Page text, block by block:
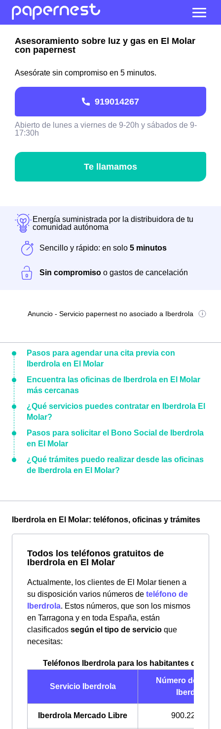
Asesoramiento sobre luz y gas en El Molar
con papernest
Asesórate sin compromiso en 5 minutos.
919014267
Abierto de lunes a viernes de 9-20h y sábados de 9-
17:30h
Te llamamos
Energía suministrada por la distribuidora de tu
comunidad autónoma
Sencillo y rápido: en solo 5 minutos
Sin compromiso o gastos de cancelación
Anuncio - Servicio papernest no asociado a Iberdrola
Pasos para agendar una cita previa con
Iberdrola en El Molar
Encuentra las oficinas de Iberdrola en El Molar
más cercanas
¿Qué servicios puedes contratar en Iberdrola El
Molar?
Pasos para solicitar el Bono Social de Iberdrola
en El Molar
¿Qué trámites puedo realizar desde las oficinas
de Iberdrola en El Molar?
Iberdrola en El Molar: teléfonos, oficinas y trámites
Todos los teléfonos gratuitos de
Iberdrola en El Molar
Actualmente, los clientes de El Molar tienen a
su disposición varios números de teléfono de
Iberdrola. Estos números, que son los mismos
en Tarragona y en toda España, están
clasificados según el tipo de servicio que
necesitas:
Teléfonos Iberdrola para los habitantes de El
Servicio Iberdrola
Número de
Iberdrola
Iberdrola Mercado Libre 900.225.235